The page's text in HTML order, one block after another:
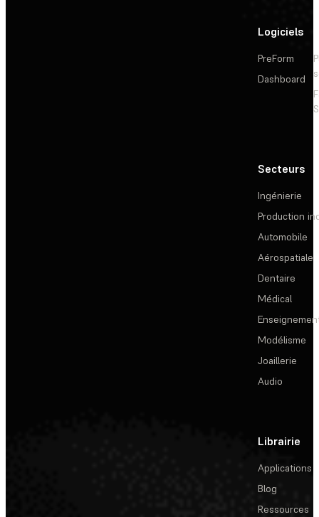
Logiciels
PreForm
Dashboard
Secteurs
Ingénierie
Production
Automobile
Aérospatiale
Dentaire
Médical
Modélisme
Joaillerie
Audio
Librairie
Applications
Blog
Ressources